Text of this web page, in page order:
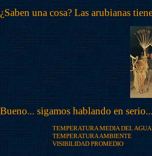
¿Saben una cosa? Las arubianas
Bueno... sigamos hablando en
TEMPERATURA MEDIA DEL AGUA
TEMPERATURA AMBIENTE
VISIBILIDAD PROMEDIO